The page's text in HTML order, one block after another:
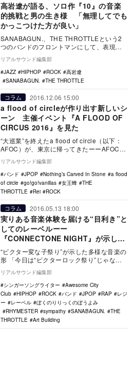
高岩遼が語る、ソロ作『10』の音楽
的挑戦と男の生き様 「無理してでも
かっこつけた方が良い」
SANABAGUN.、THE THROTTLEという2
つのバンドのフロントマンにして、表現者
集団・SWINGERZの座長も務める…
リアルサウンド編集部
JAZZ
HIPHOP ROCK
高岩遼
SANABAGUN.
THE THROTTLE
コラム 2016.12.06 15:00
a flood of circleが作り出す新しいシ
ーン 主催イベント『A FLOOD OF
CIRCUS 2016』を見た
“大巡業”を終えたa flood of circle（以下：
AFOC）が、東京に帰ってきたーーAFOC主
催イベント『A FLOO…
リアルサウンド編集部
バンド
JPOP Nothing’s Carved In Stone
a flood
of circle
go!go!vanillas 女王蜂
THE
THROTTLE
Rei ROCK
コラム 2016.05.13 18:00
実りある音楽体験を届ける“目利き”と
してのレーベルーー
『CONNECTONE NIGHT』が示した
充実
“ビクター変な子祭り”が示した多様な音楽の
形 「今日は“ビクターロック祭り”じゃなく
て“ビクター 変な子祭り”だね」 5月6日…
リアルサウンド編集部
シンガーソングライター
Awesome City
Club
HIPHOP ROCK バンド JPOP RAP
レジ
ー
レーベル
ぼくのりりっくのぼうよみ
RHYMESTER
sympathy SANABAGUN.
THE
THROTTLE
Art Building